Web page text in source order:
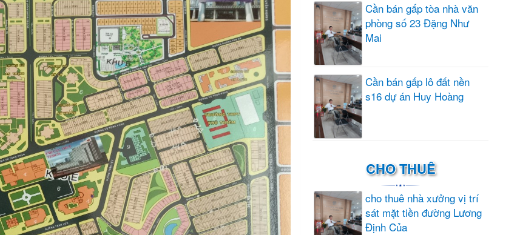
Cần bán gấp tòa nhà văn
phòng số 23 Đặng Như
Mai
Cần bán gấp lô đất nền
s16 dự án Huy Hoàng
CHO THUÊ
cho thuê nhà xưởng vị trí
sát mặt tiền đường Lương
Định Của